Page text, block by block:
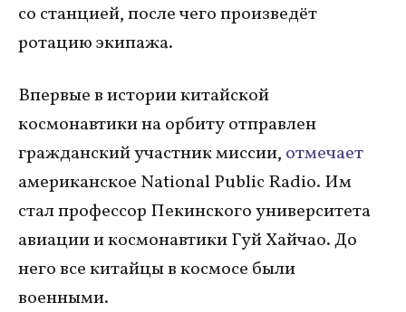
со станцией, после чего произведёт
ротацию экипажа.
Впервые в истории китайской
космонавтики на орбиту отправлен
гражданский участник миссии, отмечает
американское National Public Radio. Им
стал профессор Пекинского университета
авиации и космонавтики Гуй Хайчао. До
него все китайцы в космосе были
военными.